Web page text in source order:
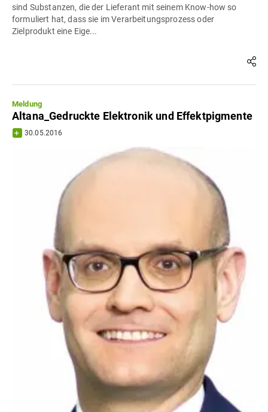
sind Substanzen, die der Lieferant mit seinem Know-how so
formuliert hat, dass sie im Verarbeitungsprozess oder
Zielprodukt eine Eige...
Meldung
Altana_Gedruckte Elektronik und Effektpigmente
30.05.2016